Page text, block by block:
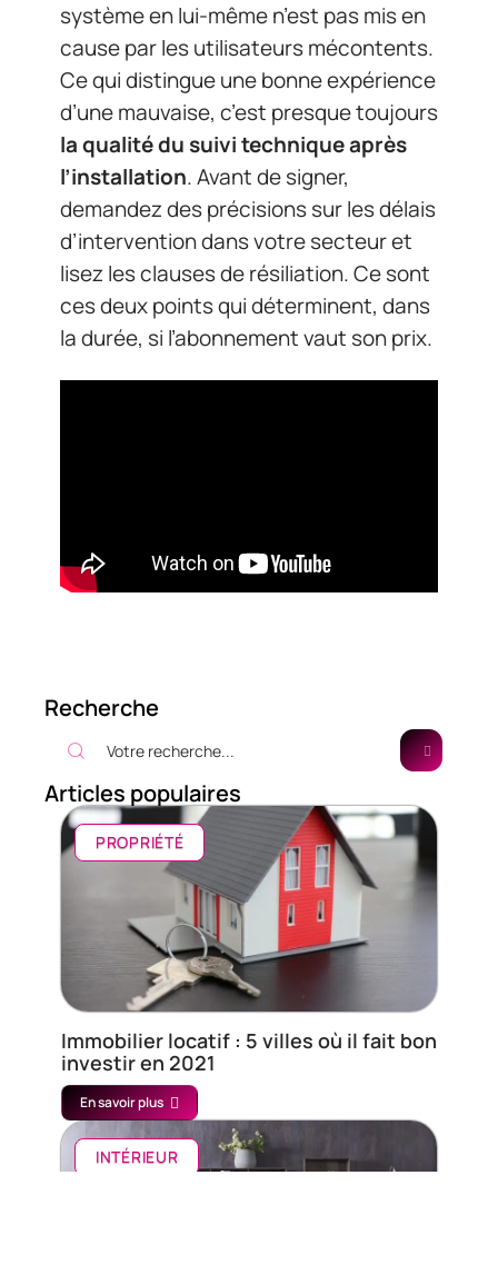
système en lui-même n’est pas mis en
cause par les utilisateurs mécontents.
Ce qui distingue une bonne expérience
d’une mauvaise, c’est presque toujours
la qualité du suivi technique après
l’installation. Avant de signer,
demandez des précisions sur les délais
d’intervention dans votre secteur et
lisez les clauses de résiliation. Ce sont
ces deux points qui déterminent, dans
la durée, si l’abonnement vaut son prix.
Recherche
Articles populaires
PROPRIÉTÉ
Immobilier locatif : 5 villes où il fait bon
investir en 2021
En savoir plus
INTÉRIEUR